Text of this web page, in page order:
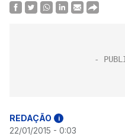
REDAÇÃO i
22/01/2015 - 0:03